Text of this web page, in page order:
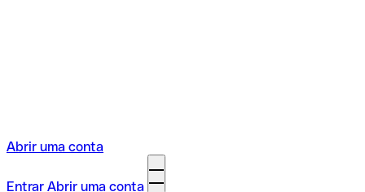
Abrir uma conta
Entrar Abrir uma conta